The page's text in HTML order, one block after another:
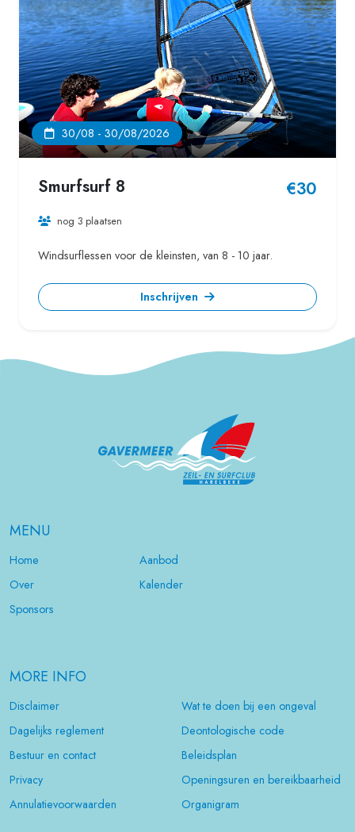
30/08 - 30/08/2026
Smurfsurf 8 €30
nog 3 plaatsen
Windsurflessen voor de kleinsten, van 8 - 10 jaar.
Inschrijven
MENU
Home
Aanbod
Over
Kalender
Sponsors
MORE INFO
Disclaimer
Wat te doen bij een ongeval
Dagelijks reglement
Deontologische code
Bestuur en contact
Beleidsplan
Privacy
Openingsuren en bereikbaarheid
Annulatievoorwaarden
Organigram